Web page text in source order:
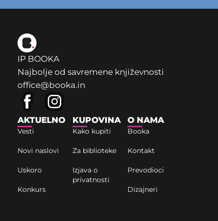
IP BOOKA
Najbolje od savremene književnosti
office@booka.in
AKTUELNO
Vesti
Novi naslovi
Uskoro
Konkurs
KUPOVINA
Kako kupiti
Za biblioteke
Izjava o
privatnosti
O NAMA
Booka
Kontakt
Prevodioci
Dizajneri